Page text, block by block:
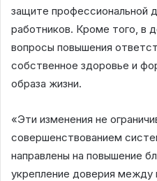
защите профессиональной
работников. Кроме того, в
вопросы повышения
собственное здоровье и
образа жизни.
«Эти изменения не
совершенствованием
направлены на повышение
укрепление доверия между